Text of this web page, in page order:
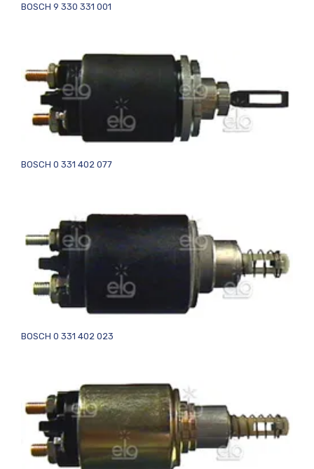
BOSCH 9 330 331 001
BOSCH 0 331 402 077
BOSCH 0 331 402 023